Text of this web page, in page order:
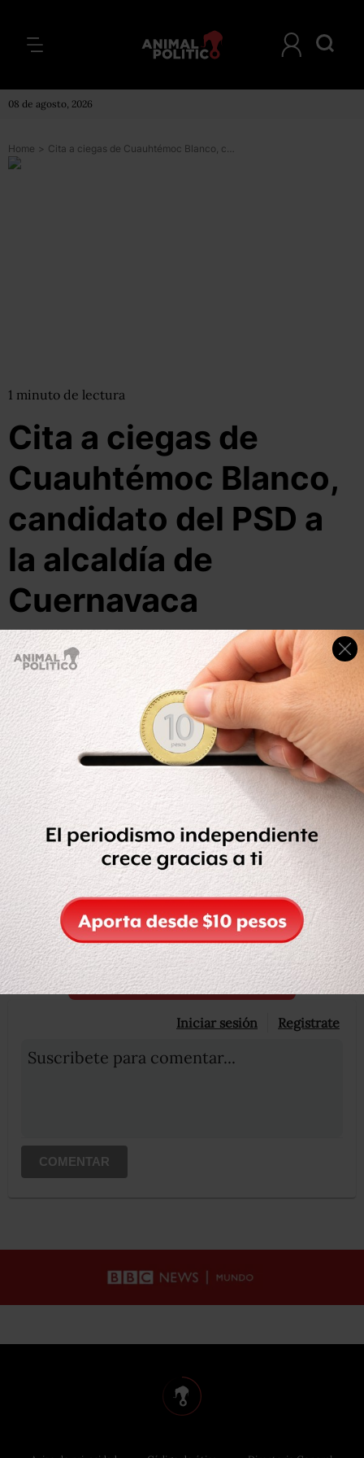
08 de agosto, 2026
Home > Cita a ciegas de Cuauhtémoc Blanco, candidato del PSD a la alcaldía de Cuernavaca
1 minuto de lectura
Cita a ciegas de
Cuauhtémoc Blanco,
candidato del PSD a
la alcaldía de
Cuernavaca
08 de junio, 2015 Por: mzepeda
Compartir Leer después
“Ya me los chingué”.
Compartir Leer después
OCULTAR COMENTARIOS
Iniciar sesión Registrate
Suscribete para comentar...
COMENTAR